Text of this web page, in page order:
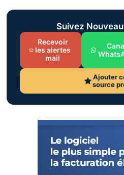
Suivez
Recevoir
les alertes
mail
Ajouter
source